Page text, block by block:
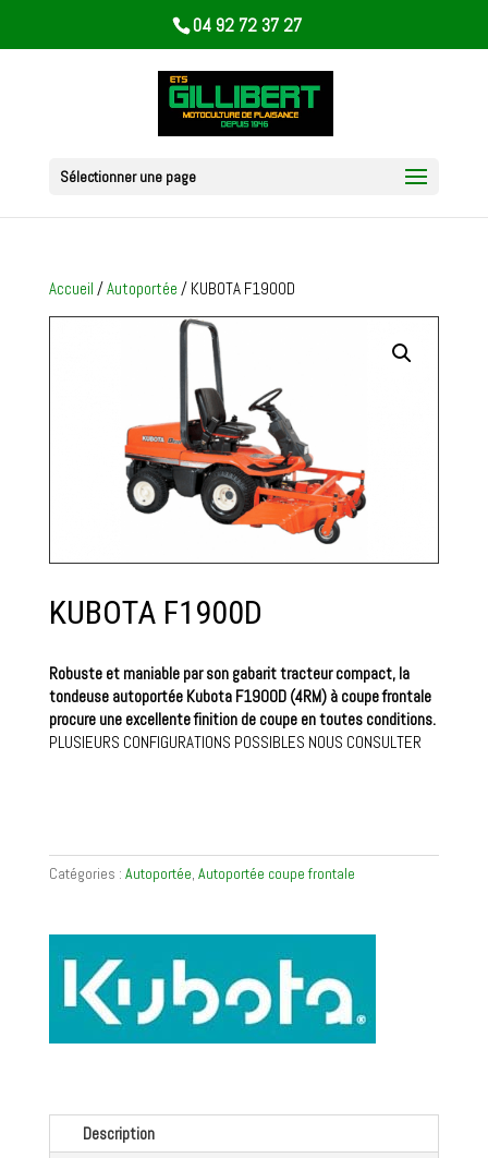
04 92 72 37 27
Sélectionner une page
Accueil /Autoportée / KUBOTA F1900D
KUBOTA F1900D
Robuste et maniable par son gabarit tracteur compact, la
tondeuse autoportée Kubota F1900D (4RM) à coupe frontale
procure une excellente finition de coupe en toutes conditions.
PLUSIEURS CONFIGURATIONS POSSIBLES NOUS CONSULTER
Catégories : Autoportée, Autoportée coupe frontale
Description